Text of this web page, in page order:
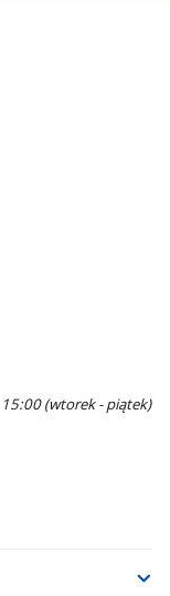
(wtorek - piątek)